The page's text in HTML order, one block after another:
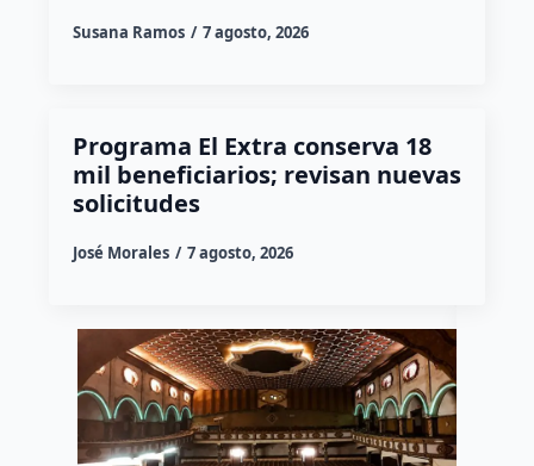
Susana Ramos 7 agosto, 2026
Programa El Extra conserva 18
mil beneficiarios; revisan nuevas
solicitudes
José Morales 7 agosto, 2026